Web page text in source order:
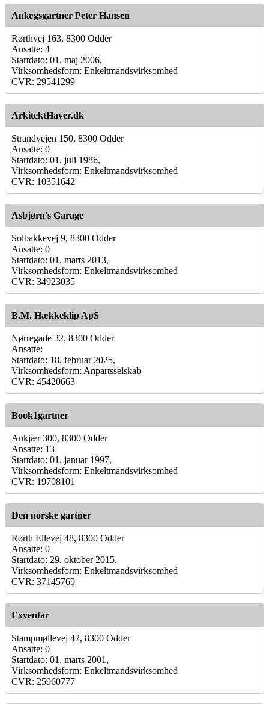
Anlægsgartner Peter Hansen
Rørthvej 163, 8300 Odder
Ansatte: 4
Startdato: 01. maj 2006,
Virksomhedsform: Enkeltmandsvirksomhed
CVR: 29541299
ArkitektHaver.dk
Strandvejen 150, 8300 Odder
Ansatte: 0
Startdato: 01. juli 1986,
Virksomhedsform: Enkeltmandsvirksomhed
CVR: 10351642
Asbjørn's Garage
Solbakkevej 9, 8300 Odder
Ansatte: 0
Startdato: 01. marts 2013,
Virksomhedsform: Enkeltmandsvirksomhed
CVR: 34923035
B.M. Hækkeklip ApS
Nørregade 32, 8300 Odder
Ansatte:
Startdato: 18. februar 2025,
Virksomhedsform: Anpartsselskab
CVR: 45420663
Book1gartner
Ankjær 300, 8300 Odder
Ansatte: 13
Startdato: 01. januar 1997,
Virksomhedsform: Enkeltmandsvirksomhed
CVR: 19708101
Den norske gartner
Rørth Ellevej 48, 8300 Odder
Ansatte: 0
Startdato: 29. oktober 2015,
Virksomhedsform: Enkeltmandsvirksomhed
CVR: 37145769
Exventar
Stampmøllevej 42, 8300 Odder
Ansatte: 0
Startdato: 01. marts 2001,
Virksomhedsform: Enkeltmandsvirksomhed
CVR: 25960777